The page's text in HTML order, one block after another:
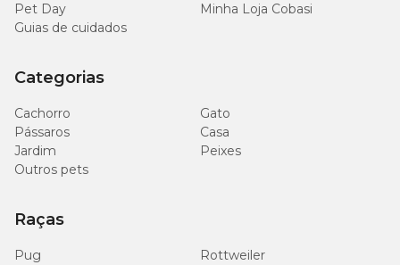
Pet Day
Minha Loja Cobasi
Guias de cuidados
Categorias
Cachorro
Gato
Pássaros
Casa
Jardim
Peixes
Outros pets
Raças
Pug
Rottweiler